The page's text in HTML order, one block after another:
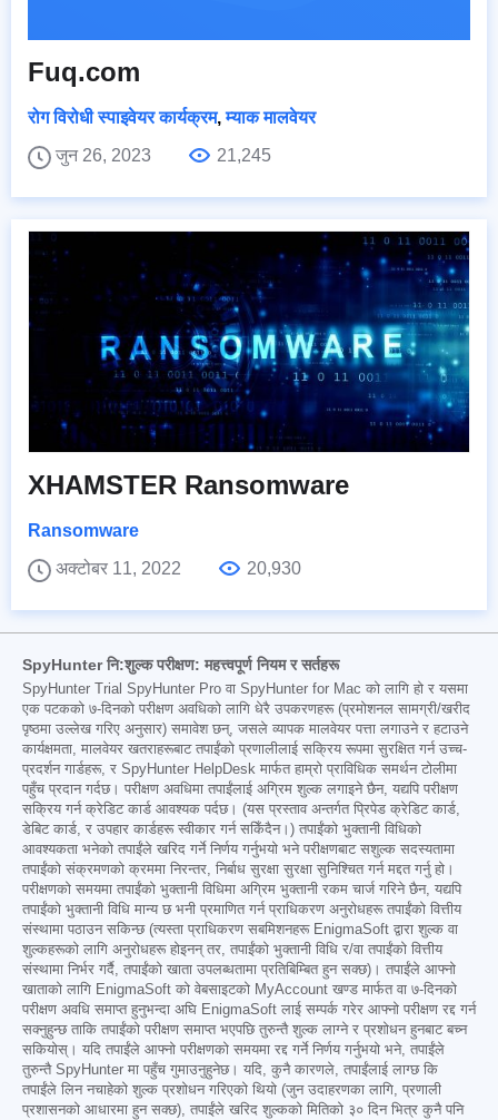
Fuq.com
रोग विरोधी स्पाइवेयर कार्यक्रम,म्याक मालवेयर
जुन 26, 2023
21,245
XHAMSTER Ransomware
Ransomware
अक्टोबर 11, 2022
20,930
SpyHunter नि:शुल्क परीक्षण: महत्त्वपूर्ण नियम र सर्तहरू
SpyHunter Trial SpyHunter Pro वा SpyHunter for Mac को लागि हो र यसमा
एक पटकको ७-दिनको परीक्षण अवधिको लागि धेरै उपकरणहरू (प्रमोशनल सामग्री/खरीद
पृष्ठमा उल्लेख गरिए अनुसार) समावेश छन्, जसले व्यापक मालवेयर पत्ता लगाउने र हटाउने
कार्यक्षमता, मालवेयर खतराहरूबाट तपाईंको प्रणालीलाई सक्रिय रूपमा सुरक्षित गर्न उच्च-
प्रदर्शन गार्डहरू, र SpyHunter HelpDesk मार्फत हाम्रो प्राविधिक समर्थन टोलीमा
पहुँच प्रदान गर्दछ। परीक्षण अवधिमा तपाईंलाई अग्रिम शुल्क लगाइने छैन, यद्यपि परीक्षण
सक्रिय गर्न क्रेडिट कार्ड आवश्यक पर्दछ। (यस प्रस्ताव अन्तर्गत प्रिपेड क्रेडिट कार्ड,
डेबिट कार्ड, र उपहार कार्डहरू स्वीकार गर्न सकिँदैन।) तपाईंको भुक्तानी विधिको
आवश्यकता भनेको तपाईंले खरिद गर्ने निर्णय गर्नुभयो भने परीक्षणबाट सशुल्क सदस्यतामा
तपाईंको संक्रमणको क्रममा निरन्तर, निर्बाध सुरक्षा सुरक्षा सुनिश्चित गर्न मद्दत गर्नु हो।
परीक्षणको समयमा तपाईंको भुक्तानी विधिमा अग्रिम भुक्तानी रकम चार्ज गरिने छैन, यद्यपि
तपाईंको भुक्तानी विधि मान्य छ भनी प्रमाणित गर्न प्राधिकरण अनुरोधहरू तपाईंको वित्तीय
संस्थामा पठाउन सकिन्छ (त्यस्ता प्राधिकरण सबमिशनहरू EnigmaSoft द्वारा शुल्क वा
शुल्कहरूको लागि अनुरोधहरू होइनन् तर, तपाईंको भुक्तानी विधि र/वा तपाईंको वित्तीय
संस्थामा निर्भर गर्दै, तपाईंको खाता उपलब्धतामा प्रतिबिम्बित हुन सक्छ)। तपाईंले आफ्नो
खाताको लागि EnigmaSoft को वेबसाइटको MyAccount खण्ड मार्फत वा ७-दिनको
परीक्षण अवधि समाप्त हुनुभन्दा अघि EnigmaSoft लाई सम्पर्क गरेर आफ्नो परीक्षण रद्द गर्न
सक्नुहुन्छ ताकि तपाईंको परीक्षण समाप्त भएपछि तुरुन्तै शुल्क लाग्ने र प्रशोधन हुनबाट बच्न
सकियोस्। यदि तपाईंले आफ्नो परीक्षणको समयमा रद्द गर्ने निर्णय गर्नुभयो भने, तपाईंले
तुरुन्तै SpyHunter मा पहुँच गुमाउनुहुनेछ। यदि, कुनै कारणले, तपाईंलाई लाग्छ कि
तपाईंले लिन नचाहेको शुल्क प्रशोधन गरिएको थियो (जुन उदाहरणका लागि, प्रणाली
प्रशासनको आधारमा हुन सक्छ), तपाईंले खरिद शुल्कको मितिको ३० दिन भित्र कुनै पनि